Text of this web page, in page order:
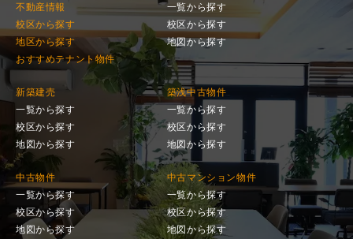
不動産情報
校区から探す
地区から探す
おすすめテナント物件
一覧から探す
校区から探す
地図から探す
新築建売
一覧から探す
校区から探す
地図から探す
築浅中古物件
一覧から探す
校区から探す
地図から探す
中古物件
一覧から探す
校区から探す
地図から探す
中古マンション物件
一覧から探す
校区から探す
地図から探す